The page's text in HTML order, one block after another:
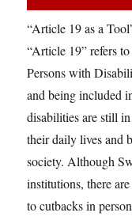
“Article 19 as a
“Article 19” refers
Persons with
and being included
disabilities are still
their daily lives and
society. Although
institutions, there
to cutbacks in